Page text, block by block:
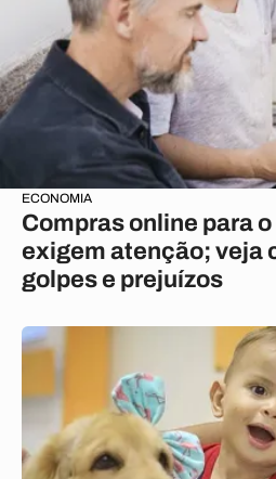
ECONOMIA
Compras online para
exigem atenção; veja
golpes e prejuízos